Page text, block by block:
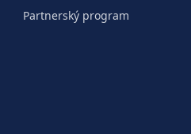
Partnerský program